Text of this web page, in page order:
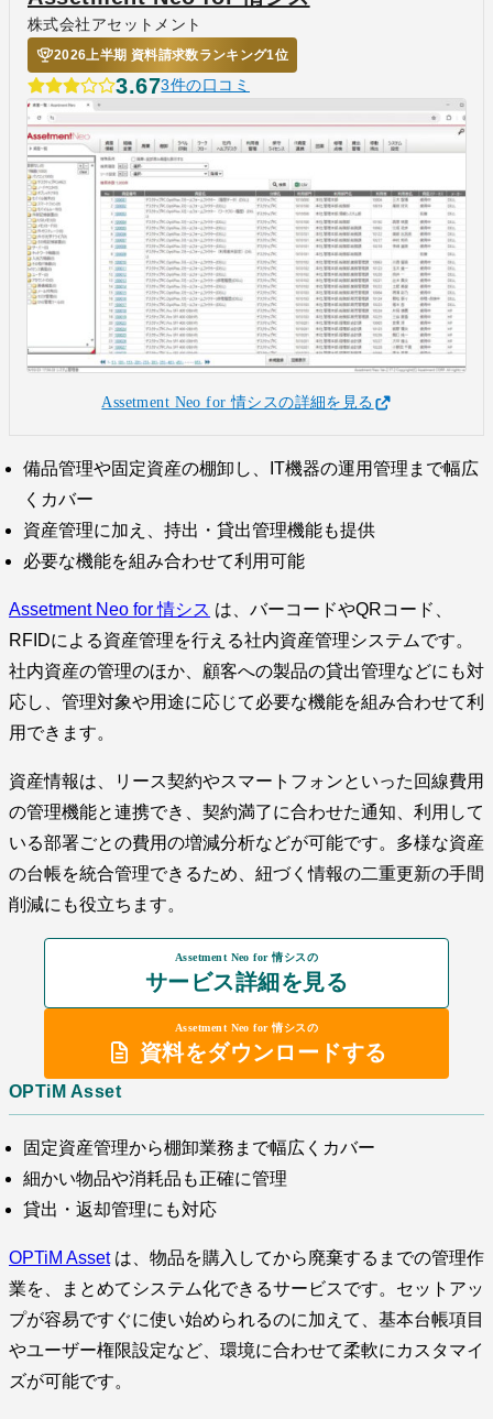
株式会社アセットメント
2026上半期 資料請求数ランキング1位
3.673件の口コミ
Assetment Neo for 情シスの詳細を見る
備品管理や固定資産の棚卸し、IT機器の運用管理まで幅広
くカバー
資産管理に加え、持出・貸出管理機能も提供
必要な機能を組み合わせて利用可能
Assetment Neo for 情シス は、バーコードやQRコード、
RFIDによる資産管理を行える社内資産管理システムです。
社内資産の管理のほか、顧客への製品の貸出管理などにも対
応し、管理対象や用途に応じて必要な機能を組み合わせて利
用できます。
資産情報は、リース契約やスマートフォンといった回線費用
の管理機能と連携でき、契約満了に合わせた通知、利用して
いる部署ごとの費用の増減分析などが可能です。多様な資産
の台帳を統合管理できるため、紐づく情報の二重更新の手間
削減にも役立ちます。
Assetment Neo for 情シスの
サービス詳細を見る
Assetment Neo for 情シスの
資料をダウンロードする
OPTiM Asset
固定資産管理から棚卸業務まで幅広くカバー
細かい物品や消耗品も正確に管理
貸出・返却管理にも対応
OPTiM Assetは、物品を購入してから廃棄するまでの管理作
業を、まとめてシステム化できるサービスです。セットアッ
プが容易ですぐに使い始められるのに加えて、基本台帳項目
やユーザー権限設定など、環境に合わせて柔軟にカスタマイ
ズが可能です。